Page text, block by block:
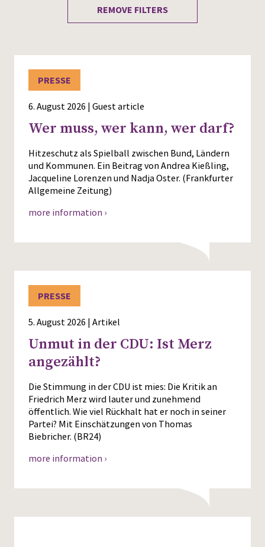
REMOVE FILTERS
PRESSE
6. August 2026 | Guest article
Wer muss, wer kann, wer darf?
Hitzeschutz als Spielball zwischen Bund, Ländern
und Kommunen. Ein Beitrag von Andrea Kießling,
Jacqueline Lorenzen und Nadja Oster. (Frankfurter
Allgemeine Zeitung)
more information ›
PRESSE
5. August 2026 | Artikel
Unmut in der CDU: Ist Merz
angezählt?
Die Stimmung in der CDU ist mies: Die Kritik an
Friedrich Merz wird lauter und zunehmend
öffentlich. Wie viel Rückhalt hat er noch in seiner
Partei? Mit Einschätzungen von Thomas
Biebricher. (BR24)
more information ›